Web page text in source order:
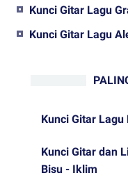
Kunci Gitar Lagu
Kunci Gitar Lagu
Kunci Gitar Lagu
Kunci Gitar dan
Bisu - Iklim